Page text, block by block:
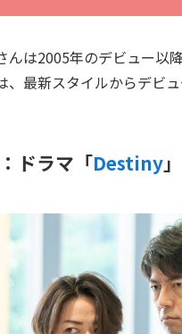
んは2005年のデビュー以
、最新スタイルからデビ
ドラマ「Destiny」